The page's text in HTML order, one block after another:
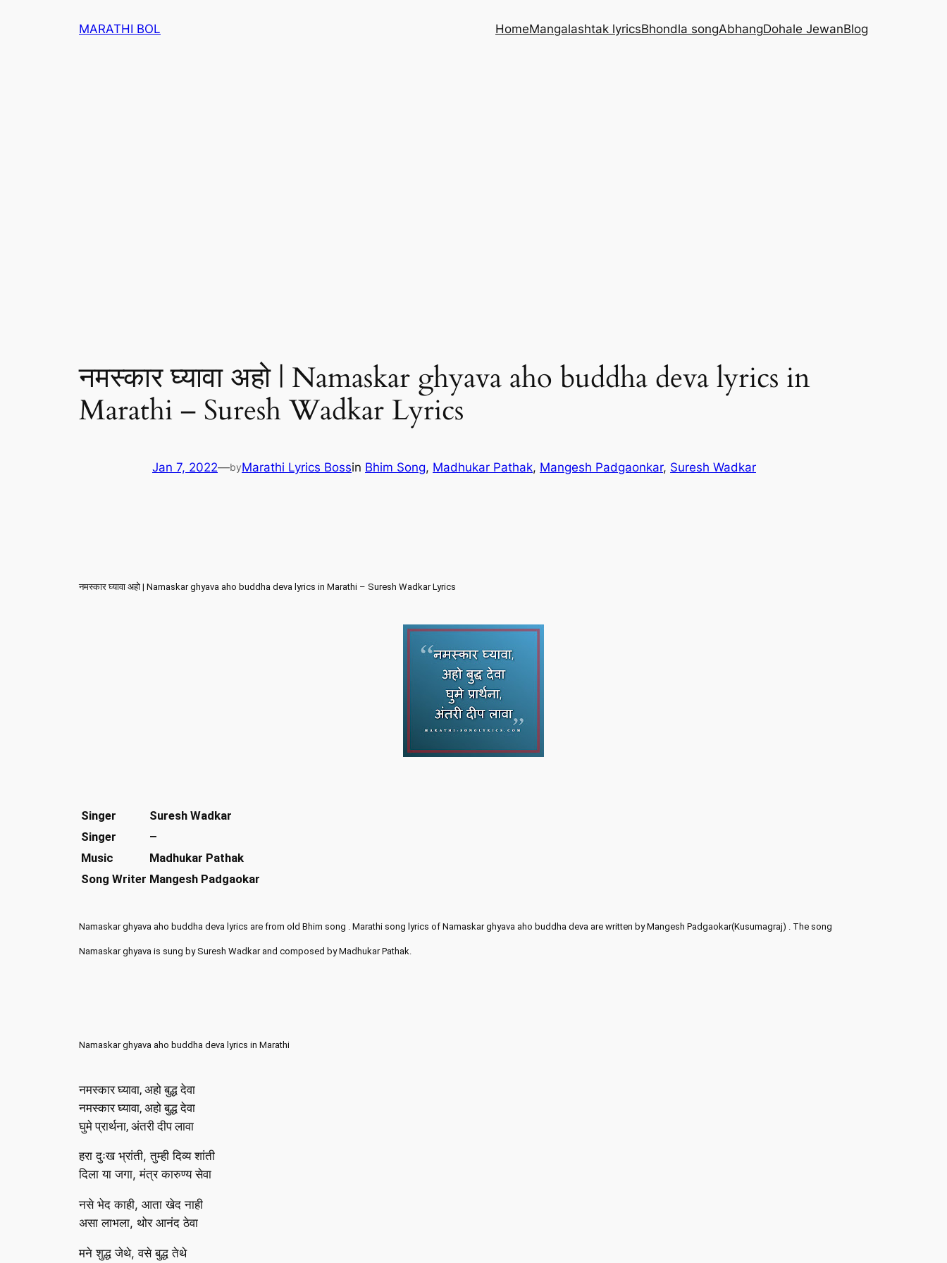
MARATHI BOL HomeMangalashtak lyricsBhondla songAbhangDohale JewanBlog
नमस्कार घ्यावा अहो | Namaskar ghyava aho buddha deva lyrics in
Marathi – Suresh Wadkar Lyrics
Jan 7, 2022—byMarathi Lyrics Bossin Bhim Song, Madhukar Pathak, Mangesh Padgaonkar, Suresh Wadkar
नमस्कार घ्यावा अहो | Namaskar ghyava aho buddha deva lyrics in Marathi – Suresh Wadkar Lyrics
Singer
Suresh Wadkar
Singer
–
Music
Madhukar Pathak
Song Writer Mangesh Padgaokar
Namaskar ghyava aho buddha deva lyrics are from old Bhim song . Marathi song lyrics of Namaskar ghyava aho buddha deva are written by Mangesh Padgaokar(Kusumagraj) . The song
Namaskar ghyava is sung by Suresh Wadkar and composed by Madhukar Pathak.
Namaskar ghyava aho buddha deva lyrics in Marathi
नमस्कार घ्यावा, अहो बुद्ध देवा
नमस्कार घ्यावा, अहो बुद्ध देवा
घुमे प्रार्थना, अंतरी दीप लावा
हरा दुःख भ्रांती, तुम्ही दिव्य शांती
दिला या जगा, मंत्र कारुण्य सेवा
नसे भेद काही, आता खेद नाही
असा लाभला, थोर आनंद ठेवा
मने शुद्ध जेथे, वसे बुद्ध तेथे